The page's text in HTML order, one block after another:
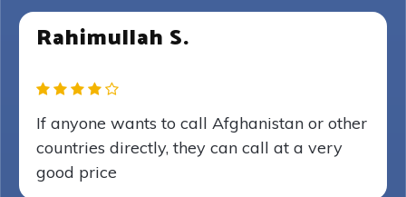
Rahimullah S.
If anyone wants to call Afghanistan or other
countries directly, they can call at a very
good price